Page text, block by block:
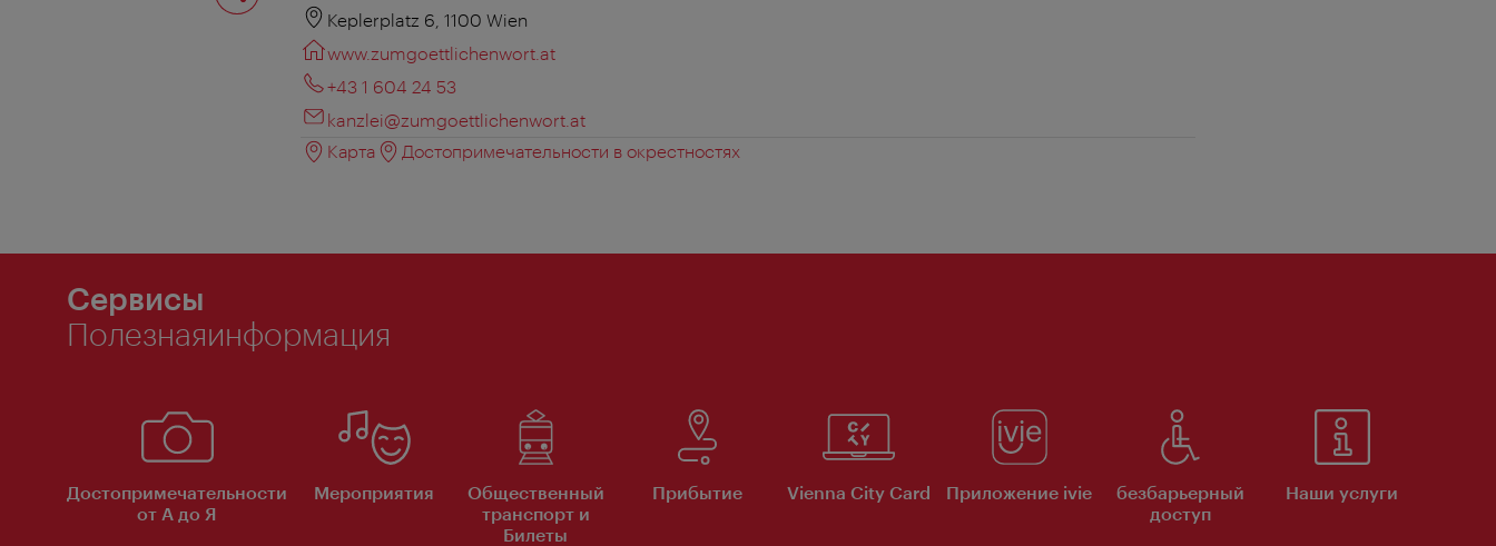
Keplerplatz 6, 1100 Wien
www.zumgoettlichenwort.at
+43 1 604 24 53
kanzlei@zumgoettlichenwort.at
Карта
Достопримечательности в окрестностях
Сервисы
Полезнаяинформация
Достопримечательности
от А до Я
Мероприятия
Общественный
транспорт и
Билеты
Прибытие Vienna City Card Приложение ivie
безбарьерный
доступ
Наши услуги